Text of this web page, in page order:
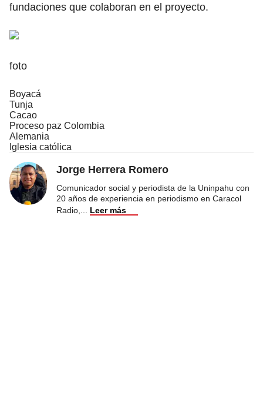
fundaciones que colaboran en el proyecto.
foto
Boyacá
Tunja
Cacao
Proceso paz Colombia
Alemania
Iglesia católica
Jorge Herrera Romero
Comunicador social y periodista de la Uninpahu con
20 años de experiencia en periodismo en Caracol
Radio,
Leer más